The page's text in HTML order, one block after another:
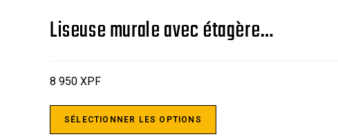
Liseuse murale avec étagère…
8 950 XPF
SÉLECTIONNER LES OPTIONS